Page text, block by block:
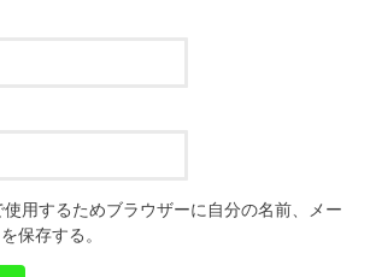
用するためブラウザーに自分の名前、メー
保存する。